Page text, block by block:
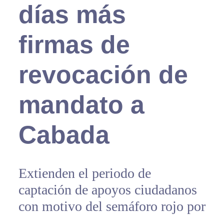
días más
firmas de
revocación de
mandato a
Cabada
Extienden el periodo de
captación de apoyos ciudadanos
con motivo del semáforo rojo por